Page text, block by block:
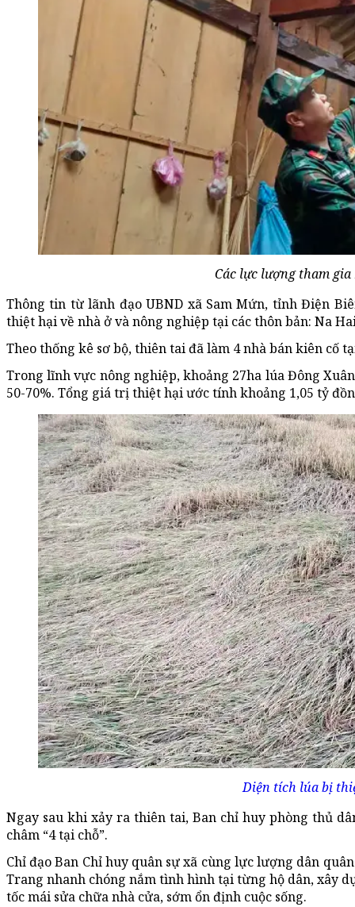
Các lực lượng tham
Thông tin từ lãnh đạo UBND xã Sam Mứn, tỉnh Điện
thiệt hại về nhà ở và nông nghiệp tại các thôn bản: Na
Theo thống kê sơ bộ, thiên tai đã làm 4 nhà bán kiên cố
Trong lĩnh vực nông nghiệp, khoảng 27ha lúa Đông
50-70%. Tổng giá trị thiệt hại ước tính khoảng 1,05 tỷ
Diện tích lúa bị
Ngay sau khi xảy ra thiên tai, Ban chỉ huy phòng thủ
châm “4 tại chỗ”.
Chỉ đạo Ban Chỉ huy quân sự xã cùng lực lượng dân
Trang nhanh chóng nắm tình hình tại từng hộ dân, xây
tốc mái sửa chữa nhà cửa, sớm ổn định cuộc sống.